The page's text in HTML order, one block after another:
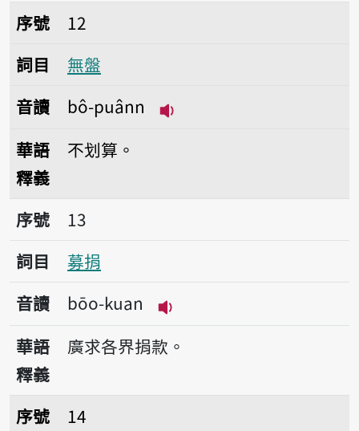
序號12無盤
序號
12
詞目
無盤
音讀
bô-puânn
華語
釋義
不划算。
序號13募捐
序號
13
詞目
募捐
音讀
bōo-kuan
播放音讀bōo-kuan
華語
釋義
廣求各界捐款。
序號14末趁
序號 14